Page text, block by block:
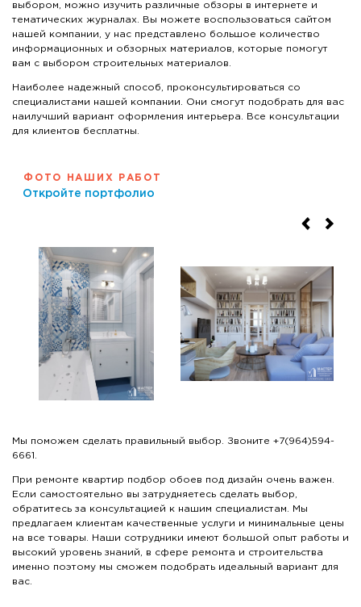
выбором, можно изучить различные обзоры в интернете и
тематических журналах. Вы можете воспользоваться сайтом
нашей компании, у нас представлено большое количество
информационных и обзорных материалов, которые помогут
вам с выбором строительных материалов.
Наиболее надежный способ, проконсультироваться со
специалистами нашей компании. Они смогут подобрать для вас
наилучший вариант оформления интерьера. Все консультации
для клиентов бесплатны.
ФОТО НАШИХ РАБОТ
Откройте портфолио
Мы поможем сделать правильный выбор. Звоните +7(964)594-
6661.
При ремонте квартир подбор обоев под дизайн очень важен.
Если самостоятельно вы затрудняетесь сделать выбор,
обратитесь за консультацией к нашим специалистам. Мы
предлагаем клиентам качественные услуги и минимальные цены
на все товары. Наши сотрудники имеют большой опыт работы и
высокий уровень знаний, в сфере ремонта и строительства
именно поэтому мы сможем подобрать идеальный вариант для
вас.